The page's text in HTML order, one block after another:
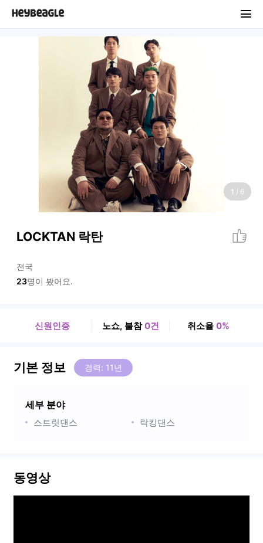
1 / 6
LOCKTAN 락탄
전국
23명이 봤어요.
신원인증 노쇼, 불참0건 취소율0%
기본 정보 경력: 11년
세부 분야
스트릿댄스 락킹댄스
동영상